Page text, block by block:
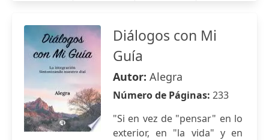
Diálogos con Mi
Guía
Autor: Alegra
Número de Páginas: 233
"Si en vez de "pensar" en lo
exterior, en "la vida" y en